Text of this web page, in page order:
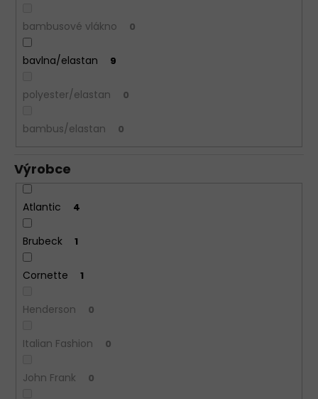
bambusové vlákno 0
bavlna/elastan 9
polyester/elastan 0
bambus/elastan 0
Výrobce
Atlantic 4
Brubeck 1
Cornette 1
Henderson 0
Italian Fashion 0
John Frank 0